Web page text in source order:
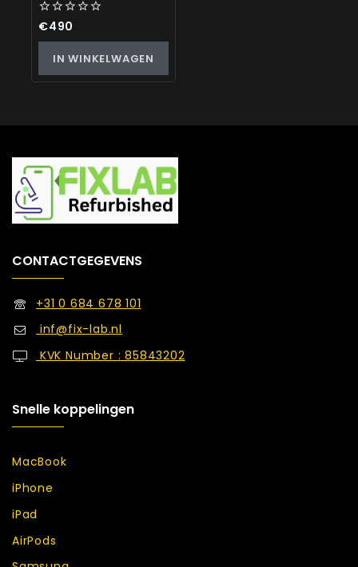
0
€490
IN WINKELWAGEN
CONTACTGEGEVENS
+31 0 684 678 101
inf@fix-lab.nl
KVK Number : 85843202
Snelle koppelingen
MacBook
iPhone
iPad
AirPods